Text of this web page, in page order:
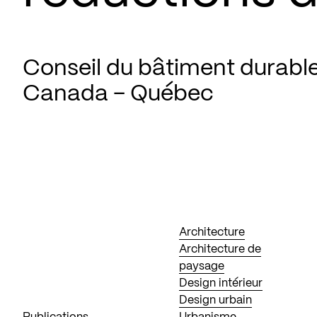
Conseil du bâtiment
Canada – Québec
Architecture
Architecture de
paysage
Design intérieur
Design urbain